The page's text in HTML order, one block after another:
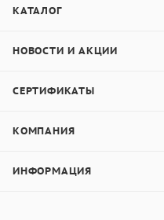
КАТАЛОГ
НОВОСТИ И АКЦИИ
СЕРТИФИКАТЫ
КОМПАНИЯ
ИНФОРМАЦИЯ